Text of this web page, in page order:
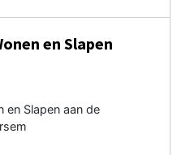
en Slapen
en Slapen aan de